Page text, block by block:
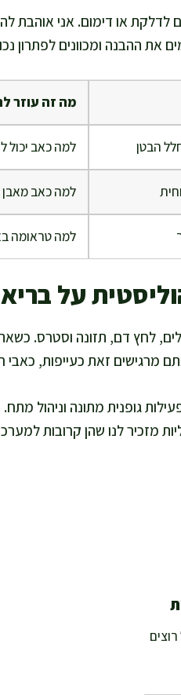
לדלקת או דימום. אני אוהבת
ההבנה ומכוונים לפתרון
מה זה עוזר
הבטן למה כאב יכול
למה כאב
למה טראומה
על
לחץ דם, תזונה וסטרס.
מרגישים זאת כעייפות, כאבי
גופנית מתונה וניהול
לנו שהן קרובות